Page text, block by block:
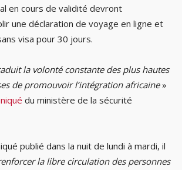
en cours de validité devront
une déclaration de voyage en ligne et
visa pour 30 jours.
la volonté constante des plus hautes
de promouvoir l’intégration africaine»
du ministère de la sécurité
publié dans la nuit de lundi à mardi, il
la libre circulation des personnes